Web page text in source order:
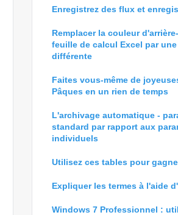
Enregistrez des flux et
Remplacer la couleur
feuille de calcul Excel par
différente
Faites vous-même de
Pâques en un rien de temps
L'archivage automatique -
standard par rapport aux
individuels
Utilisez ces tables pour
Expliquer les termes à l'aide
Windows 7 Professionnel :